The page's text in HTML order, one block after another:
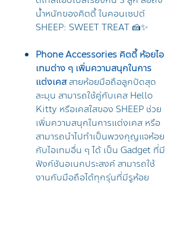
น้ำหนักของคิตตี้ ในคอนเซปต์
SHEEP: SWEET TREAT 🍰✨
Phone Accessories คิตตี้ ห้อยไอ
เทมต่าง ๆ เพิ่มความสนุกในการ
แต่งเคส สายห้อยมือถือลูกปัดสุด
ละมุน สามารถใช้คู่กับเคส Hello
Kitty หรือเคสใสของ SHEEP ช่วย
เพิ่มความสนุกในการแต่งเคส หรือ
สามารถนำไปทำเป็นพวงกุญแจห้อย
กับไอเทมอื่น ๆ ได้ เป็น Gadget ที่มี
ฟังก์ชันอเนกประสงค์ สามารถใช้
งานกับมือถือได้ทุกรุ่นที่มีรูห้อย